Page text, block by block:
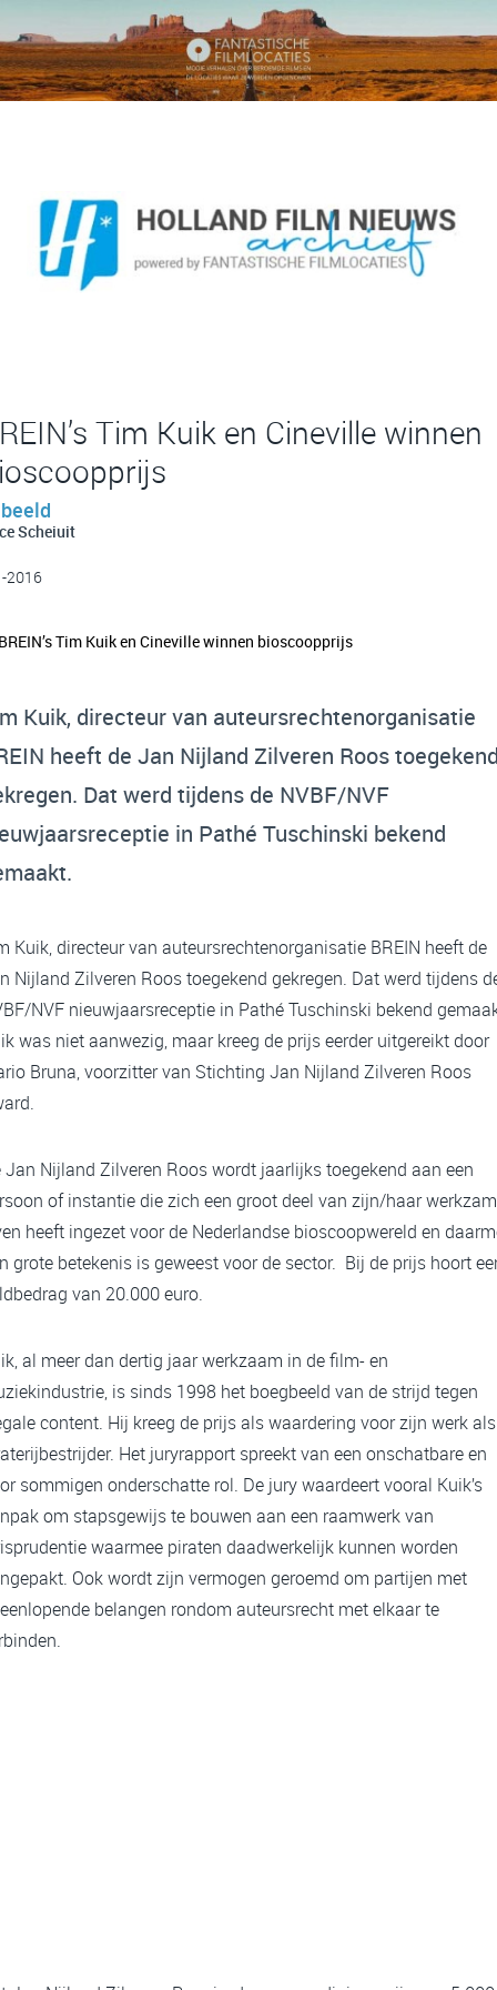
Tim Kuik en Cineville winnen
Scheiuit
2016
Kuik, directeur van auteursrechtenorganisatie
heeft de Jan Nijland Zilveren Roos
Dat werd tijdens de NVBF/NVF
in Pathé Tuschinski bekend
Kuik, directeur van auteursrechtenorganisatie BREIN heeft de
Nijland Zilveren Roos toegekend gekregen. Dat werd tijdens
NVF nieuwjaarsreceptie in Pathé Tuschinski bekend
was niet aanwezig, maar kreeg de prijs eerder uitgereikt door
Bruna, voorzitter van Stichting Jan Nijland Zilveren Roos
Jan Nijland Zilveren Roos wordt jaarlijks toegekend aan een
of instantie die zich een groot deel van zijn/haar
heeft ingezet voor de Nederlandse bioscoopwereld en
grote betekenis is geweest voor de sector. Bij de prijs hoort
van 20.000 euro.
al meer dan dertig jaar werkzaam in de film- en
is sinds 1998 het boegbeeld van de strijd tegen
content. Hij kreeg de prijs als waardering voor zijn werk als
Het juryrapport spreekt van een onschatbare en
sommigen onderschatte rol. De jury waardeert vooral Kuik’s
om stapsgewijs te bouwen aan een raamwerk van
waarmee piraten daadwerkelijk kunnen worden
Ook wordt zijn vermogen geroemd om partijen met
belangen rondom auteursrecht met elkaar te